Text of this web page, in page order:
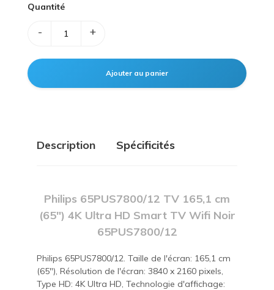
Quantité
- +
Description Spécificités
Philips 65PUS7800/12 TV 165,1 cm
(65") 4K Ultra HD Smart TV Wifi Noir
65PUS7800/12
Philips 65PUS7800/12. Taille de l'écran: 165,1 cm
(65"), Résolution de l'écran: 3840 x 2160 pixels,
Type HD: 4K Ultra HD, Technologie d'affichage: